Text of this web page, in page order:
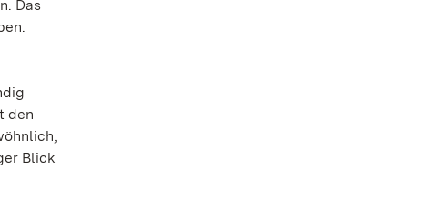
Das
den
Blick